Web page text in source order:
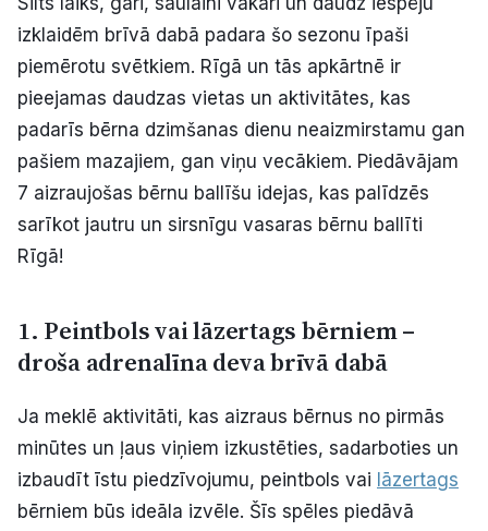
Politiskā reklāma
Par mums
Kontakti
Ziņo redakcijai
E-avīze Abonē
izklaidēm brīvā dabā padara šo sezonu īpaši
piemērotu svētkiem. Rīgā un tās apkārtnē ir
pieejamas daudzas vietas un aktivitātes, kas
padarīs bērna dzimšanas dienu neaizmirstamu gan
pašiem mazajiem, gan viņu vecākiem. Piedāvājam
7 aizraujošas bērnu ballīšu idejas, kas palīdzēs
sarīkot jautru un sirsnīgu vasaras bērnu ballīti
Rīgā!
1. Peintbols vai lāzertags bērniem –
droša adrenalīna deva brīvā dabā
Ja meklē aktivitāti, kas aizraus bērnus no pirmās
minūtes un ļaus viņiem izkustēties, sadarboties un
izbaudīt īstu piedzīvojumu, peintbols vai lāzertags
bērniem būs ideāla izvēle. Šīs spēles piedāvā